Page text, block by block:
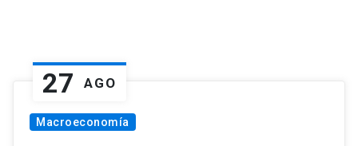
27 AGO
Macroeconomía